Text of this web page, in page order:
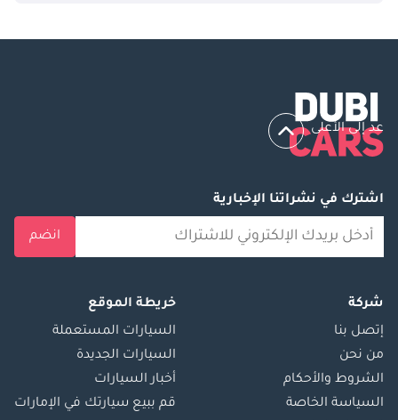
عد إلى الأعلى
اشترك في نشراتنا الإخبارية
انضم
شركة
إتصل بنا
من نحن
الشروط والأحكام
السياسة الخاصة
خريطة الموقع
السيارات المستعملة
السيارات الجديدة
أخبار السيارات
قم ببيع سيارتك في الإمارات